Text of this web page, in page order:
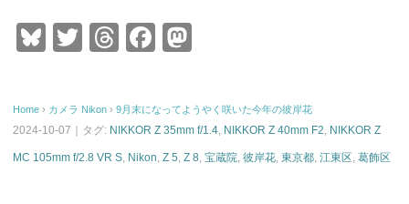
Bl
sk
y
T
er
T
a
d
F
e
b
o
d
Home › カメラ Nikon › 9月末になってようやく咲いた今年の彼岸花
2024-10-07｜タグ: NIKKOR Z 35mm f/1.4, NIKKOR Z 40mm F2, NIKKOR Z
MC 105mm f/2.8 VR S, Nikon, Z 5, Z 8, 宝蔵院, 彼岸花, 東京都, 江東区, 葛飾区